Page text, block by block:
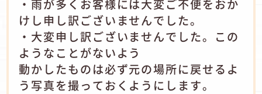
・雨が多くお客様には大変ご不便をおか
けし申し訳ございませんでした。
・大変申し訳ございませんでした。この
ようなことがないよう
動かしたものは必ず元の場所に戻せるよ
う写真を撮っておくようにします。